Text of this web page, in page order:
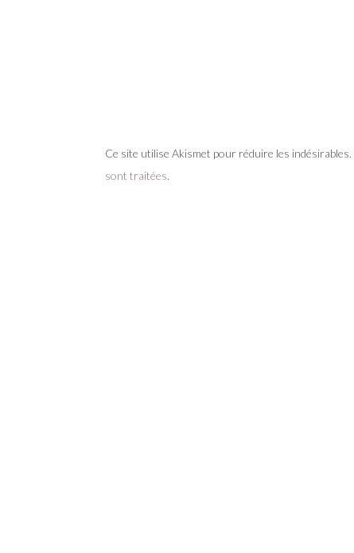
Ce site utilise Akismet pour réduire les indésirables.
sont traitées.